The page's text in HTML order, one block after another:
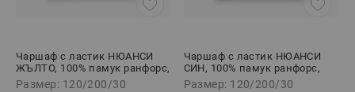
Чаршаф с ластик НЮАНСИ
ЖЪЛТО, 100% памук ранфорс,
120/200/30 см
Размер: 120/200/30
Чаршаф с ластик НЮАНСИ
СИН, 100% памук ранфорс,
120/200/30 см
Размер: 120/200/30